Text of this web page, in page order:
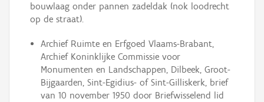
bouwlaag onder pannen zadeldak (nok loodrecht
op de straat).
Archief Ruimte en Erfgoed Vlaams-Brabant,
Archief Koninklijke Commissie voor
Monumenten en Landschappen, Dilbeek, Groot-
Bijgaarden, Sint-Egidius- of Sint-Gilliskerk, brief
van 10 november 1950 door Briefwisselend lid